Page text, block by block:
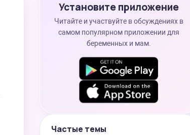
Установите приложение
Читайте и участвуйте в обсуждениях в
самом популярном приложении для
беременных и мам.
Частые темы